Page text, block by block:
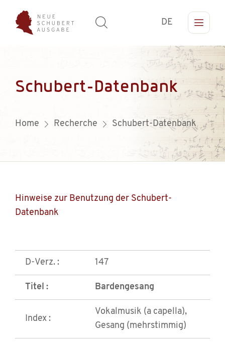
DE
Schubert-Datenbank
Home Recherche Schubert-Datenbank
Hinweise zur Benutzung der Schubert-
Datenbank
D-Verz. : 147
Titel : Bardengesang
Index :
Vokalmusik (a capella),
Gesang (mehrstimmig)